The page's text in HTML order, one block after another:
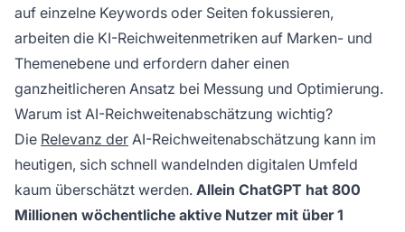
auf einzelne Keywords oder Seiten fokussieren,
arbeiten die KI-Reichweitenmetriken auf Marken- und
Themenebene und erfordern daher einen
ganzheitlicheren Ansatz bei Messung und Optimierung.
Warum ist AI-Reichweitenabschätzung wichtig?
Die Relevanz der AI-Reichweitenabschätzung kann im
heutigen, sich schnell wandelnden digitalen Umfeld
kaum überschätzt werden. Allein ChatGPT hat 800
Millionen wöchentliche aktive Nutzer mit über 1